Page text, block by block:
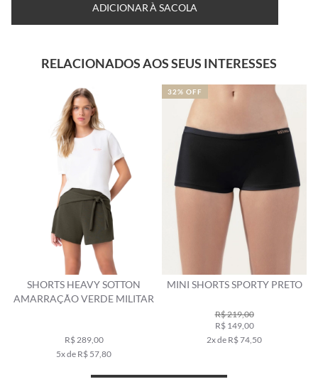
ADICIONAR À SACOLA
RELACIONADOS AOS SEUS INTERESSES
SHORTS HEAVY SOTTON
AMARRAÇÃO VERDE MILITAR
R$ 289,00
5x de R$ 57,80
MINI SHORTS SPORTY PRETO
R$ 219,00
R$ 149,00
2x de R$ 74,50
32% OFF